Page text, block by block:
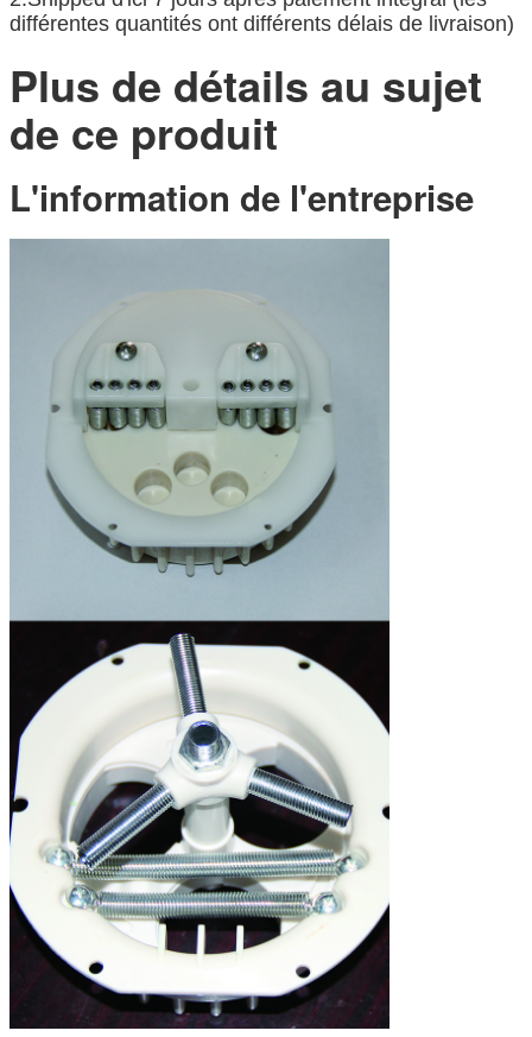
différentes quantités ont différents délais de livraison)
Plus de détails au sujet
de ce produit
L'information de l'entreprise